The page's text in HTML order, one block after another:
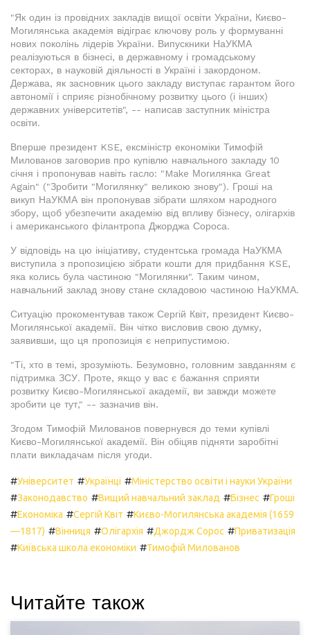
"Як один із провідних закладів вищої освіти України, Києво-
Могилянська академія відіграє ключову роль у формуванні
нових поколінь лідерів України. Випускники НаУКМА
реалізуються в бізнесі, в державному і громадському
секторах, в науковій діяльності в Україні і закордоном.
Держава, як засновник цього закладу виступає гарантом його
автономії і сприяє різнобічному розвитку цього (і інших)
державних університетів", -- написав заступник міністра
освіти.
Вперше президент KSE, ексміністр економіки Тимофій
Милованов заговорив про купівлю навчального закладу 10
січня і пропонував навіть гасло: "Make Могилянка Great
Again" ("Зробити "Могилянку" великою знову"). Гроші на
викуп НаУКМА він пропонував зібрати шляхом народного
збору, щоб убезпечити академію від впливу бізнесу, олігархів
і американського філантропа Джорджа Сороса.
У відповідь на цю ініціативу, студентська громада НаУКМА
виступила з пропозицією зібрати кошти для придбання KSE,
яка колись була частиною "Могилянки". Таким чином,
навчальний заклад знову стане складовою частиною НаУКМА.
Ситуацію прокоментував також Сергій Квіт, президент Києво-
Могилянської академії. Він чітко висловив свою думку,
заявивши, що ця пропозиція є неприпустимою.
"Ті, хто в темі, зрозуміють. Безумовно, головним завданням є
підтримка ЗСУ. Проте, якщо у вас є бажання сприяти
розвитку Києво-Могилянської академії, ви завжди можете
зробити це тут," -- зазначив він.
Згодом Тимофій Милованов повернувся до теми купівлі
Києво-Могилянської академії. Він обіцяв підняти заробітні
плати викладачам після угоди.
#Університет #Українці #Міністерство освіти і науки України
#Законодавство #Вищий навчальний заклад #Бізнес #Гроші
#Економіка #Сергій Квіт #Києво-Могилянська академія (1659
—1817) #Вінниця #Олігархія #Джордж Сорос #Приватизація
#Київська школа економіки #Тимофій Милованов
Читайте також